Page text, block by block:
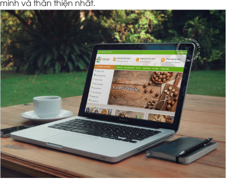
minh và thân thiện nhất.